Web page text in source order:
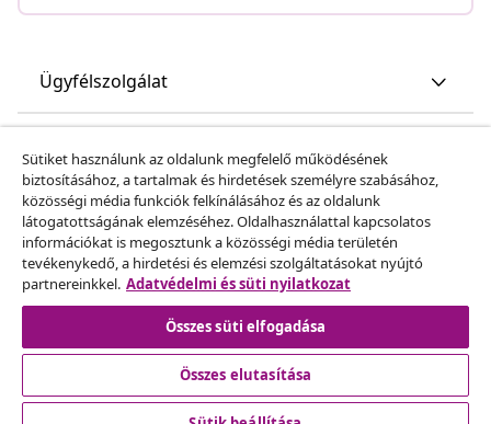
Ügyfélszolgálat
vidaXL
Fedezz fel többet
Sütiket használunk az oldalunk megfelelő működésének
biztosításához, a tartalmak és hirdetések személyre szabásához,
közösségi média funkciók felkínálásához és az oldalunk
látogatottságának elemzéséhez. Oldalhasználattal kapcsolatos
információkat is megosztunk a közösségi média területén
tevékenykedő, a hirdetési és elemzési szolgáltatásokat nyújtó
partnereinkkel. Adatvédelmi és süti nyilatkozat
Összes süti elfogadása
Összes elutasítása